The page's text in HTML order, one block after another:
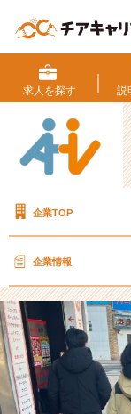
求人を探す 説
企業TOP
企業情報